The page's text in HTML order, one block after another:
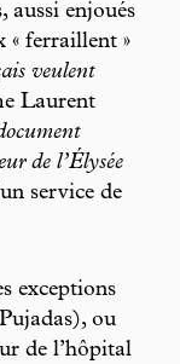
aussi enjoués
« ferraillent »
veulent
Laurent
de l’Élysée
service de
exceptions
ou
de l’hôpital